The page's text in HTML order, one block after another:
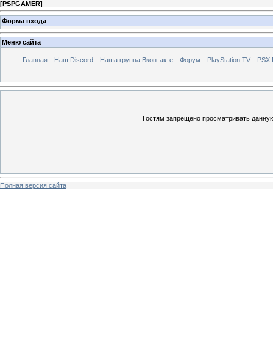
[PSPGAMER]
Форма входа
Меню сайта
Главная Наш Discord Наша группа Вконтакте Форум PlayStation TV PSX
Гостям запрещено просматривать
Полная версия сайта